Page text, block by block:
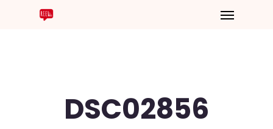
DSC02856